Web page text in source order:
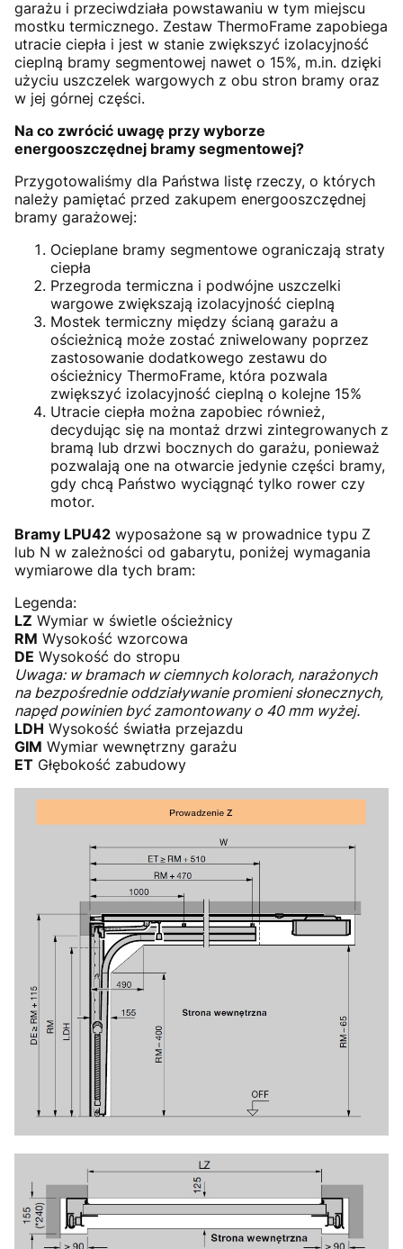
garażu i przeciwdziała powstawaniu w tym miejscu
mostku termicznego. Zestaw ThermoFrame zapobiega
utracie ciepła i jest w stanie zwiększyć izolacyjność
cieplną bramy segmentowej nawet o 15%, m.in. dzięki
użyciu uszczelek wargowych z obu stron bramy oraz
w jej górnej części.
Na co zwrócić uwagę przy wyborze
energooszczędnej bramy segmentowej?
Przygotowaliśmy dla Państwa listę rzeczy, o których
należy pamiętać przed zakupem energooszczędnej
bramy garażowej:
Ocieplane bramy segmentowe ograniczają straty
ciepła
Przegroda termiczna i podwójne uszczelki
wargowe zwiększają izolacyjność cieplną
Mostek termiczny między ścianą garażu a
ościeżnicą może zostać zniwelowany poprzez
zastosowanie dodatkowego zestawu do
ościeżnicy ThermoFrame, która pozwala
zwiększyć izolacyjność cieplną o kolejne 15%
Utracie ciepła można zapobiec również,
decydując się na montaż drzwi zintegrowanych z
bramą lub drzwi bocznych do garażu, ponieważ
pozwalają one na otwarcie jedynie części bramy,
gdy chcą Państwo wyciągnąć tylko rower czy
motor.
Bramy LPU42 wyposażone są w prowadnice typu Z
lub N w zależności od gabarytu, poniżej wymagania
wymiarowe dla tych bram:
Legenda:
LZ Wymiar w świetle ościeżnicy
RM Wysokość wzorcowa
DE Wysokość do stropu
Uwaga: w bramach w ciemnych kolorach, narażonych
na bezpośrednie oddziaływanie promieni słonecznych,
napęd powinien być zamontowany o 40 mm wyżej.
LDH Wysokość światła przejazdu
GIM Wymiar wewnętrzny garażu
ET Głębokość zabudowy